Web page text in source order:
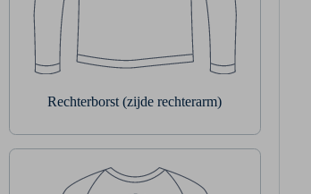
Rechterborst (zijde rechterarm)